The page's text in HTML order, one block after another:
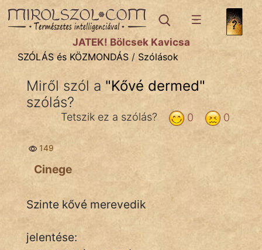
SZÓLÁS ÉS KÖZMONDÁStémák:
Bibliai
Közmondások
Szállóigék
Szóláscsoportok
Szólások
Tréfás
JÁTÉK! Bölcsek Kavicsa
SZÓLÁS és KÖZMONDÁS / Szólások
Miről szól a "Kővé dermed"
szólás?
0
0
Tetszik ez a szólás?
149
Cinege
Szinte kővé merevedik
jelentése: